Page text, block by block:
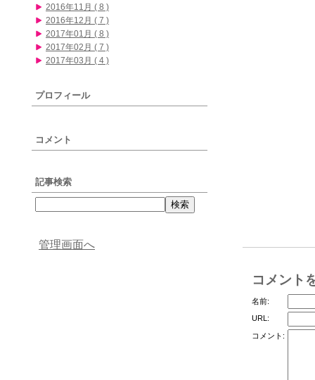
コメント
名前:
URL:
コメント:
2016年11月 ( 8 )
2016年12月 ( 7 )
2017年01月 ( 8 )
2017年02月 ( 7 )
2017年03月 ( 4 )
プロフィール
コメント
記事検索
管理画面へ